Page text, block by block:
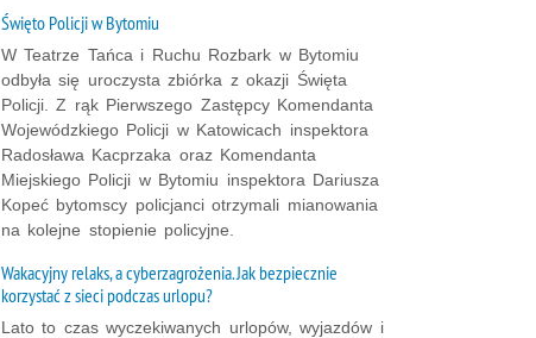
Święto Policji w Bytomiu
W Teatrze Tańca i Ruchu Rozbark w Bytomiu
odbyła się uroczysta zbiórka z okazji Święta
Policji. Z rąk Pierwszego Zastępcy Komendanta
Wojewódzkiego Policji w Katowicach inspektora
Radosława Kacprzaka oraz Komendanta
Miejskiego Policji w Bytomiu inspektora Dariusza
Kopeć bytomscy policjanci otrzymali mianowania
na kolejne stopienie policyjne.
Wakacyjny relaks, a cyberzagrożenia. Jak bezpiecznie
korzystać z sieci podczas urlopu?
Lato to czas wyczekiwanych urlopów, wyjazdów i